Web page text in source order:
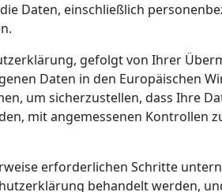
Daten, einschließlich
gefolgt von Ihrer
Daten in den Europäischen
um sicherzustellen, dass Ihre
mit angemessenen Kontrollen
erforderlichen Schritte
behandelt werden,